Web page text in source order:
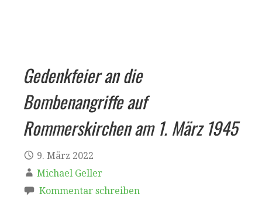
Gedenkfeier an die
Bombenangriffe auf
Rommerskirchen am 1. März 1945
9. März 2022
Michael Geller
Kommentar schreiben